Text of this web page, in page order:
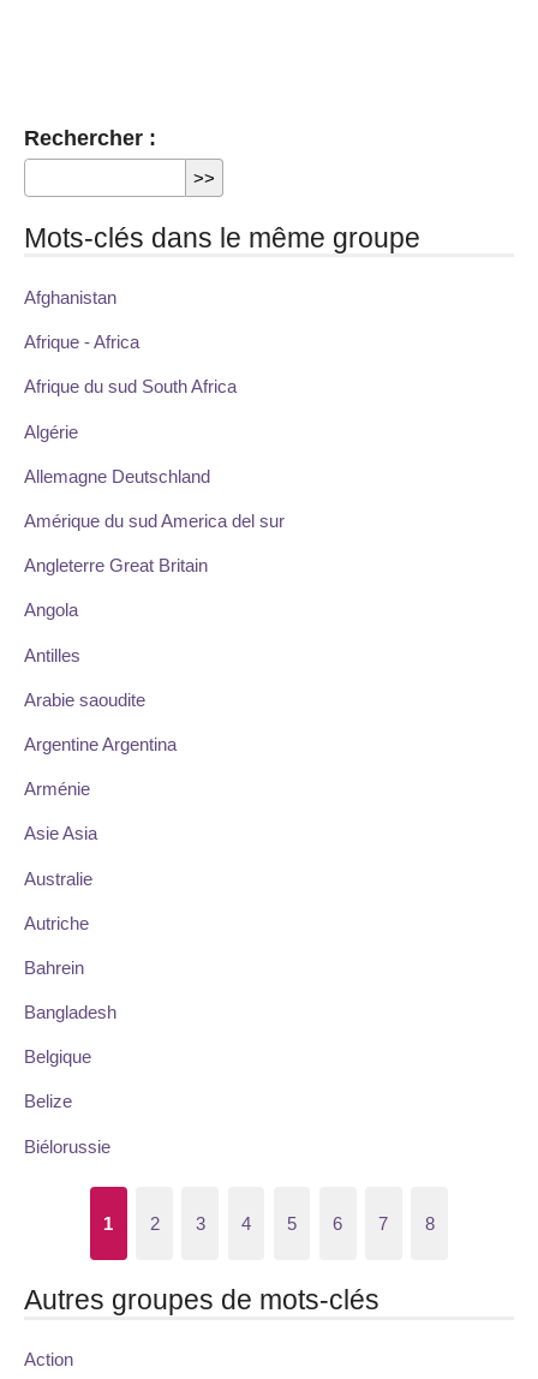
Rechercher :
Mots-clés dans le même groupe
Afghanistan
Afrique - Africa
Afrique du sud South Africa
Algérie
Allemagne Deutschland
Amérique du sud America del sur
Angleterre Great Britain
Angola
Antilles
Arabie saoudite
Argentine Argentina
Arménie
Asie Asia
Australie
Autriche
Bahrein
Bangladesh
Belgique
Belize
Biélorussie
1 2 3 4 5 6 7 8
Autres groupes de mots-clés
Action